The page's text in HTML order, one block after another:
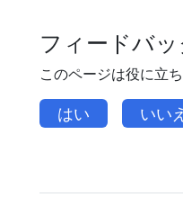
フィードバッ
このページは役に立
はい いいえ